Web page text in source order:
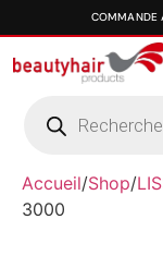
Accueil/Shop/
3000